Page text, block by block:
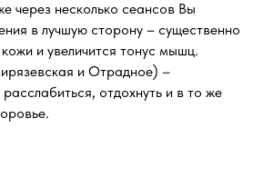
через несколько сеансов Вы
в лучшую сторону – существенно
и увеличится тонус мышц.
и Отрадное) –
отдохнуть и в то же